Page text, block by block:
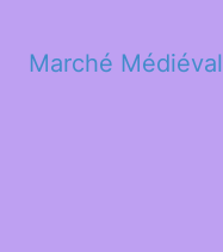
Marché Médiéval